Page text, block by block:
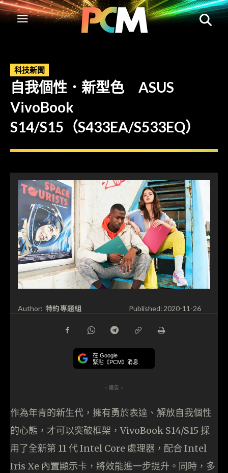
科技新聞
自我個性．新型色 ASUS
VivoBook
S14/S15（S433EA/S533EQ）
Author: 特約專題組 Published: 2020-11-26
在 Google
緊貼《PCM》消息
- 廣告 -
作為年青的新生代，擁有勇於表達、解放自我個性
的心態，才可以突破框架，VivoBook S14/S15 採
用了全新第 11 代 Intel Core 處理器，配合 Intel
Iris Xe 內置顯示卡，將效能進一步提升。同時，多